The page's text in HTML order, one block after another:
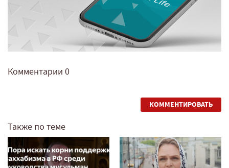
Комментарии 0
КОММЕНТИРОВАТЬ
Также по теме